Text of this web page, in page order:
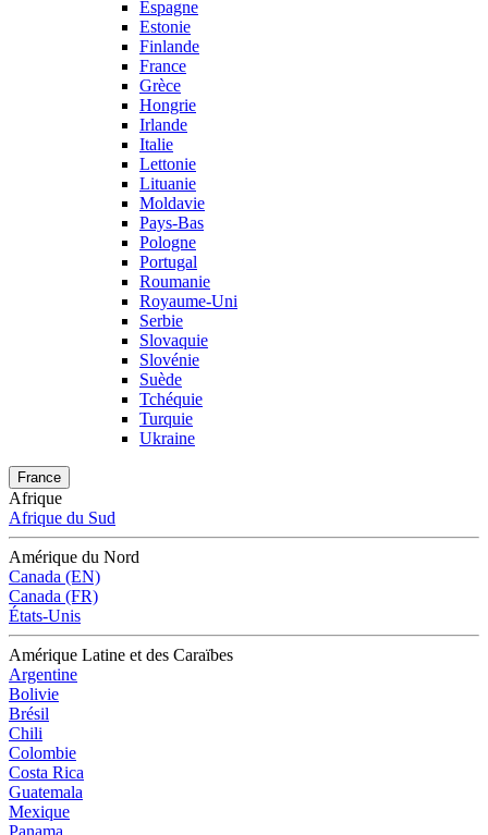
Espagne
Estonie
Finlande
France
Grèce
Hongrie
Irlande
Italie
Lettonie
Lituanie
Moldavie
Pays-Bas
Pologne
Portugal
Roumanie
Royaume-Uni
Serbie
Slovaquie
Slovénie
Suède
Tchéquie
Turquie
Ukraine
France
Afrique
Afrique du Sud
Amérique du Nord
Canada (EN)
Canada (FR)
États-Unis
Amérique Latine et des Caraïbes
Argentine
Bolivie
Brésil
Chili
Colombie
Costa Rica
Guatemala
Mexique
Panama